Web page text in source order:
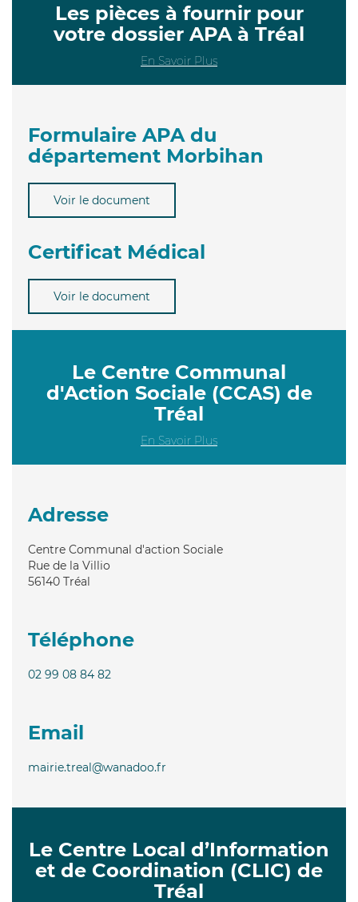
Les pièces à fournir pour
votre dossier APA à Tréal
En Savoir Plus
Formulaire APA du
département Morbihan
Voir le document
Certificat Médical
Voir le document
Le Centre Communal
d'Action Sociale (CCAS) de
Tréal
En Savoir Plus
Adresse
Centre Communal d'action Sociale
Rue de la Villio
56140 Tréal
Téléphone
02 99 08 84 82
Email
mairie.treal@wanadoo.fr
Le Centre Local d’Information
et de Coordination (CLIC) de
Tréal